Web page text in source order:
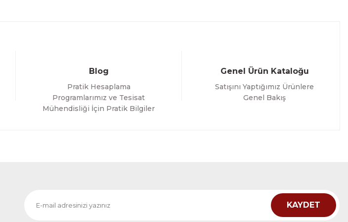
Blog
Pratik Hesaplama
Programlarımız ve Tesisat
Mühendisliği İçin Pratik Bilgiler
Genel Ürün Kataloğu
Satışını Yaptığımız Ürünlere
Genel Bakış
KAYDET